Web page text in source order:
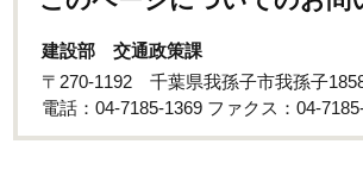
建設部 交通政策課
〒270-1192 千葉県我孫子市我孫子
電話：04-7185-1369 ファクス：04-